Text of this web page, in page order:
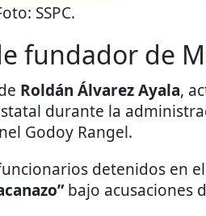
SSPC.
fundador de
Roldán Álvarez Ayala,
durante la
Godoy Rangel.
detenidos en
bajo acusaciones